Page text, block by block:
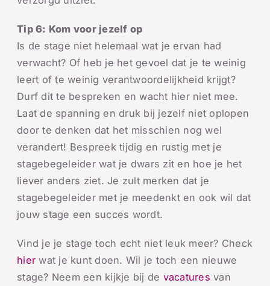
Tip 6: Kom voor jezelf op
Is de stage niet helemaal wat je ervan had
verwacht? Of heb je het gevoel dat je te weinig
leert of te weinig verantwoordelijkheid krijgt?
Durf dit te bespreken en wacht hier niet mee.
Laat de spanning en druk bij jezelf niet oplopen
door te denken dat het misschien nog wel
verandert! Bespreek tijdig en rustig met je
stagebegeleider wat je dwars zit en hoe je het
liever anders ziet. Je zult merken dat je
stagebegeleider met je meedenkt en ook wil dat
jouw stage een succes wordt.
Vind je je stage toch echt niet leuk meer? Check
hier wat je kunt doen. Wil je toch een nieuwe
stage? Neem een kijkje bij de vacatures van